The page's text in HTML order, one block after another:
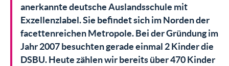
anerkannte deutsche Auslandsschule mit
Exzellenzlabel. Sie befindet sich im Norden der
facettenreichen Metropole. Bei der Gründung im
Jahr 2007 besuchten gerade einmal 2 Kinder die
DSBU. Heute zählen wir bereits über 470 Kinder